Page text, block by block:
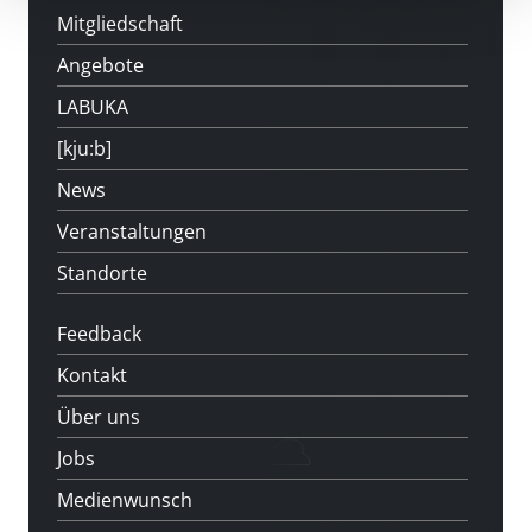
Mitgliedschaft
Angebote
LABUKA
[kju:b]
News
Veranstaltungen
Standorte
Feedback
Kontakt
Über uns
Jobs
Medienwunsch